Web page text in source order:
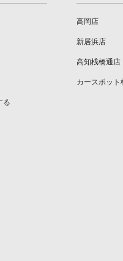
る
高岡店
新居浜店
高知桟橋通店
カースポット